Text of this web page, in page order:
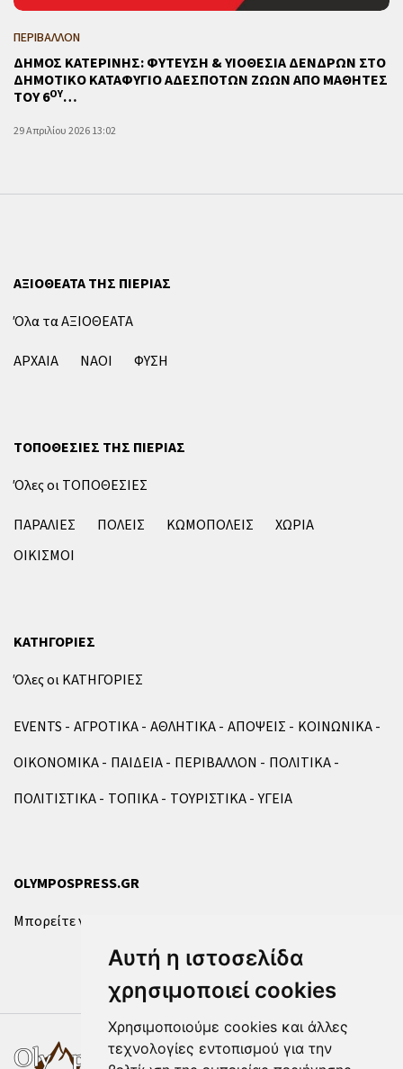
Αυτή η ιστοσελίδα
χρησιμοποιεί cookies
Χρησιμοποιούμε cookies και άλλες
τεχνολογίες εντοπισμού για την
ΠΕΡΙΒΑΛΛΟΝ
ΔΗΜΟΣ ΚΑΤΕΡΙΝΗΣ: ΦΥΤΕΥΣΗ & ΥΙΟΘΕΣΙΑ ΔΕΝΔΡΩΝ ΣΤΟ
ΔΗΜΟΤΙΚΟ ΚΑΤΑΦΥΓΙΟ ΑΔΕΣΠΟΤΩΝ ΖΩΩΝ ΑΠΟ ΜΑΘΗΤΕΣ
ΤΟΥ 6ΟΥ…
29 Απριλίου 2026 13:02
ΑΞΙΟΘΕΑΤΑ ΤΗΣ ΠΙΕΡΙΑΣ
Όλα τα ΑΞΙΟΘΕΑΤΑ
ΑΡΧΑΙΑ
ΝΑΟΙ ΦΥΣΗ
ΤΟΠΟΘΕΣΙΕΣ ΤΗΣ ΠΙΕΡΙΑΣ
Όλες οι ΤΟΠΟΘΕΣΙΕΣ
ΠΑΡΑΛΙΕΣ
ΠΟΛΕΙΣ ΚΩΜΟΠΟΛΕΙΣ
ΧΩΡΙΑ
ΟΙΚΙΣΜΟΙ
ΚΑΤΗΓΟΡΙΕΣ
Όλες οι ΚΑΤΗΓΟΡΙΕΣ
EVENTS ΑΓΡΟΤΙΚΑ ΑΘΛΗΤΙΚΑ ΑΠΟΨΕΙΣ
ΚΟΙΝΩΝΙΚΑ
ΟΙΚΟΝΟΜΙΚΑ
ΠΑΙΔΕΙΑ ΠΕΡΙΒΑΛΛΟΝ
ΠΟΛΙΤΙΚΑ
ΠΟΛΙΤΙΣΤΙΚΑ
ΤΟΠΙΚΑ ΤΟΥΡΙΣΤΙΚΑ ΥΓΕΙΑ
OLYMPOSPRESS.GR
Μπορείτε να επικοινωνήσετε μαζί μας μέσω της